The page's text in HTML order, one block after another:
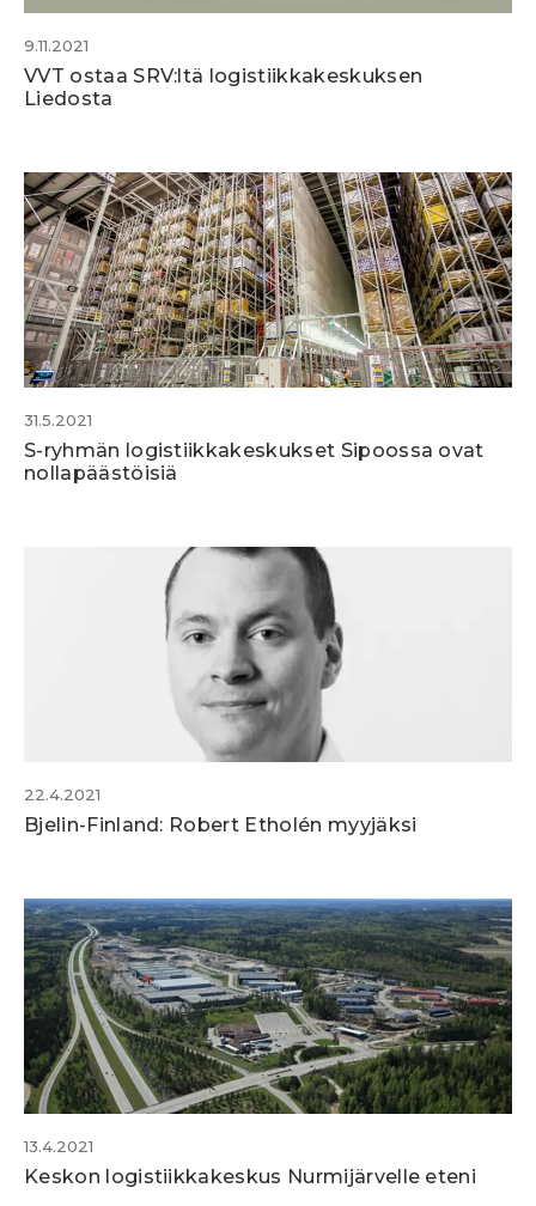
9.11.2021
VVT ostaa SRV:ltä logistiikkakeskuksen
Liedosta
31.5.2021
S-ryhmän logistiikkakeskukset Sipoossa ovat
nollapäästöisiä
22.4.2021
Bjelin-Finland: Robert Etholén myyjäksi
13.4.2021
Keskon logistiikkakeskus Nurmijärvelle eteni